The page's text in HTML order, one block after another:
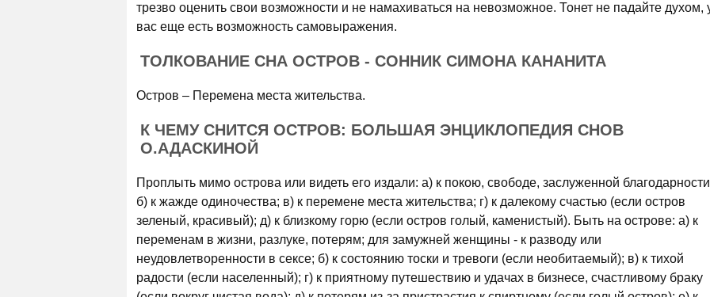
трезво оценить свои возможности и не намахиваться на невозможное. Тонет не падайте духом,
вас еще есть возможность самовыражения.
ТОЛКОВАНИЕ СНА ОСТРОВ - СОННИК СИМОНА КАНАНИТА
Остров – Перемена места жительства.
К ЧЕМУ СНИТСЯ ОСТРОВ: БОЛЬШАЯ ЭНЦИКЛОПЕДИЯ СНОВ
О.АДАСКИНОЙ
Проплыть мимо острова или видеть его издали: а) к покою, свободе, заслуженной
б) к жажде одиночества; в) к перемене места жительства; г) к далекому счастью (если остров
зеленый, красивый); д) к близкому горю (если остров голый, каменистый). Быть на острове: а) к
переменам в жизни, разлуке, потерям; для замужней женщины - к разводу или
неудовлетворенности в сексе; б) к состоянию тоски и тревоги (если необитаемый); в) к тихой
радости (если населенный); г) к приятному путешествию и удачах в бизнесе, счастливому браку